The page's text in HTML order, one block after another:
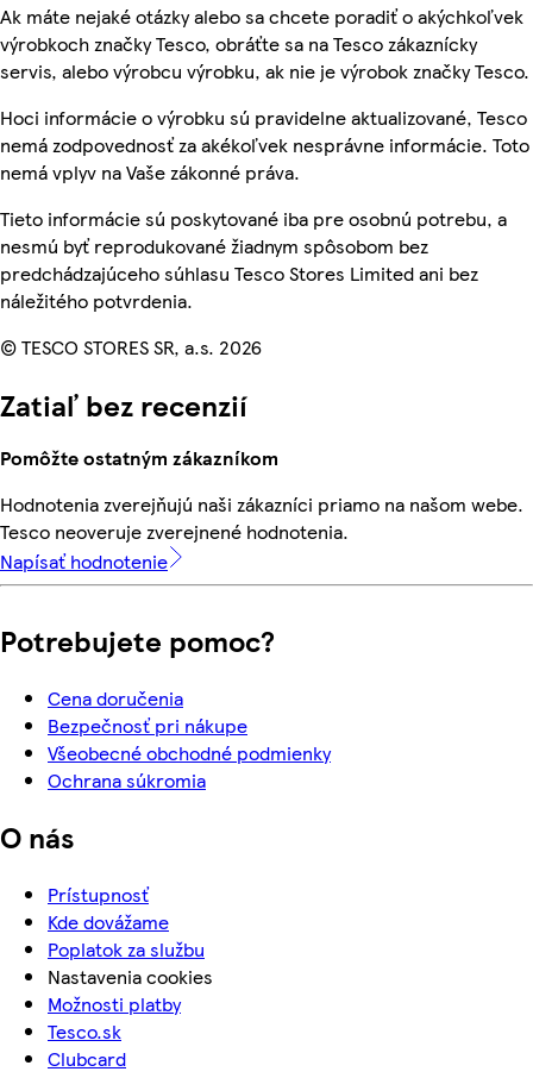
Ak máte nejaké otázky alebo sa chcete poradiť o akýchkoľvek
výrobkoch značky Tesco, obráťte sa na Tesco zákaznícky
servis, alebo výrobcu výrobku, ak nie je výrobok značky Tesco.
Hoci informácie o výrobku sú pravidelne aktualizované, Tesco
nemá zodpovednosť za akékoľvek nesprávne informácie. Toto
nemá vplyv na Vaše zákonné práva.
Tieto informácie sú poskytované iba pre osobnú potrebu, a
nesmú byť reprodukované žiadnym spôsobom bez
predchádzajúceho súhlasu Tesco Stores Limited ani bez
náležitého potvrdenia.
© TESCO STORES SR, a.s. 2026
Zatiaľ bez recenzií
Pomôžte ostatným zákazníkom
Hodnotenia zverejňujú naši zákazníci priamo na našom webe.
Tesco neoveruje zverejnené hodnotenia.
Napísať hodnotenie
Potrebujete pomoc?
Cena doručenia
Bezpečnosť pri nákupe
Všeobecné obchodné podmienky
Ochrana súkromia
O nás
Prístupnosť
Kde dovážame
Poplatok za službu
Nastavenia cookies
Možnosti platby
Tesco.sk
Clubcard